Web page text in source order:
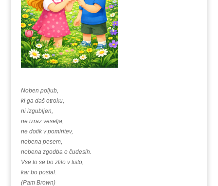
Noben poljub,
ki ga daš otroku,
ni izgubljen,
ne izraz veselja,
ne dotik v pomiritev,
nobena pesem,
nobena zgodba o čudesih.
Vse to se bo zlilo v tisto,
kar bo postal.
(Pam Brown)